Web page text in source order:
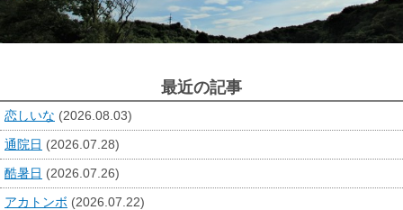
最近の記事
恋しいな (2026.08.03)
通院日 (2026.07.28)
酷暑日 (2026.07.26)
アカトンボ (2026.07.22)